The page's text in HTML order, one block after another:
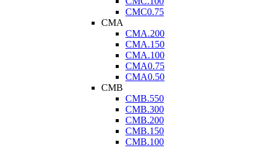
CMC0.75
CMA
CMA.200
CMA.150
CMA.100
CMA0.75
CMA0.50
CMB
CMB.550
CMB.300
CMB.200
CMB.150
CMB.100